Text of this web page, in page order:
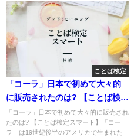
ことば検定
「コーラ」日本で初めて大々的
に販売されたのは? 【ことば検定
スマート】
「コーラ」日本で初めて大々的に販売され
たのは? 【ことば検定スマート】「コー
ラ」は19世紀後半のアメリカで生まれた